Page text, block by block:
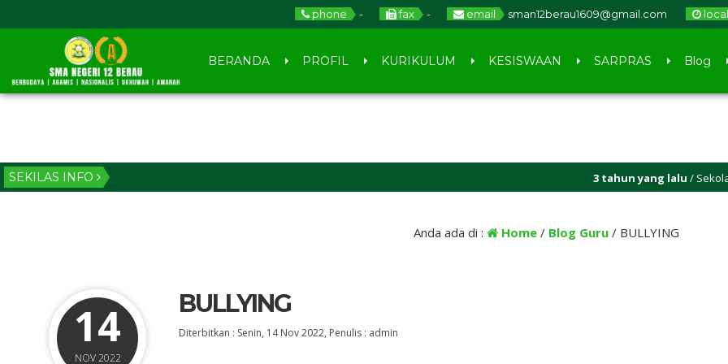
phone - fax - email sman12berau1609@gmail.com local
BERANDA PROFIL KURIKULUM KESISWAAN SARPRAS Blog
SEKILAS INFO 3 tahun yang lalu/ Sekolah BANUA
Anda ada di : Home/ Blog Guru/ BULLYING
14
NOV 2022
BULLYING
Diterbitkan : Senin, 14 Nov 2022, Penulis : admin